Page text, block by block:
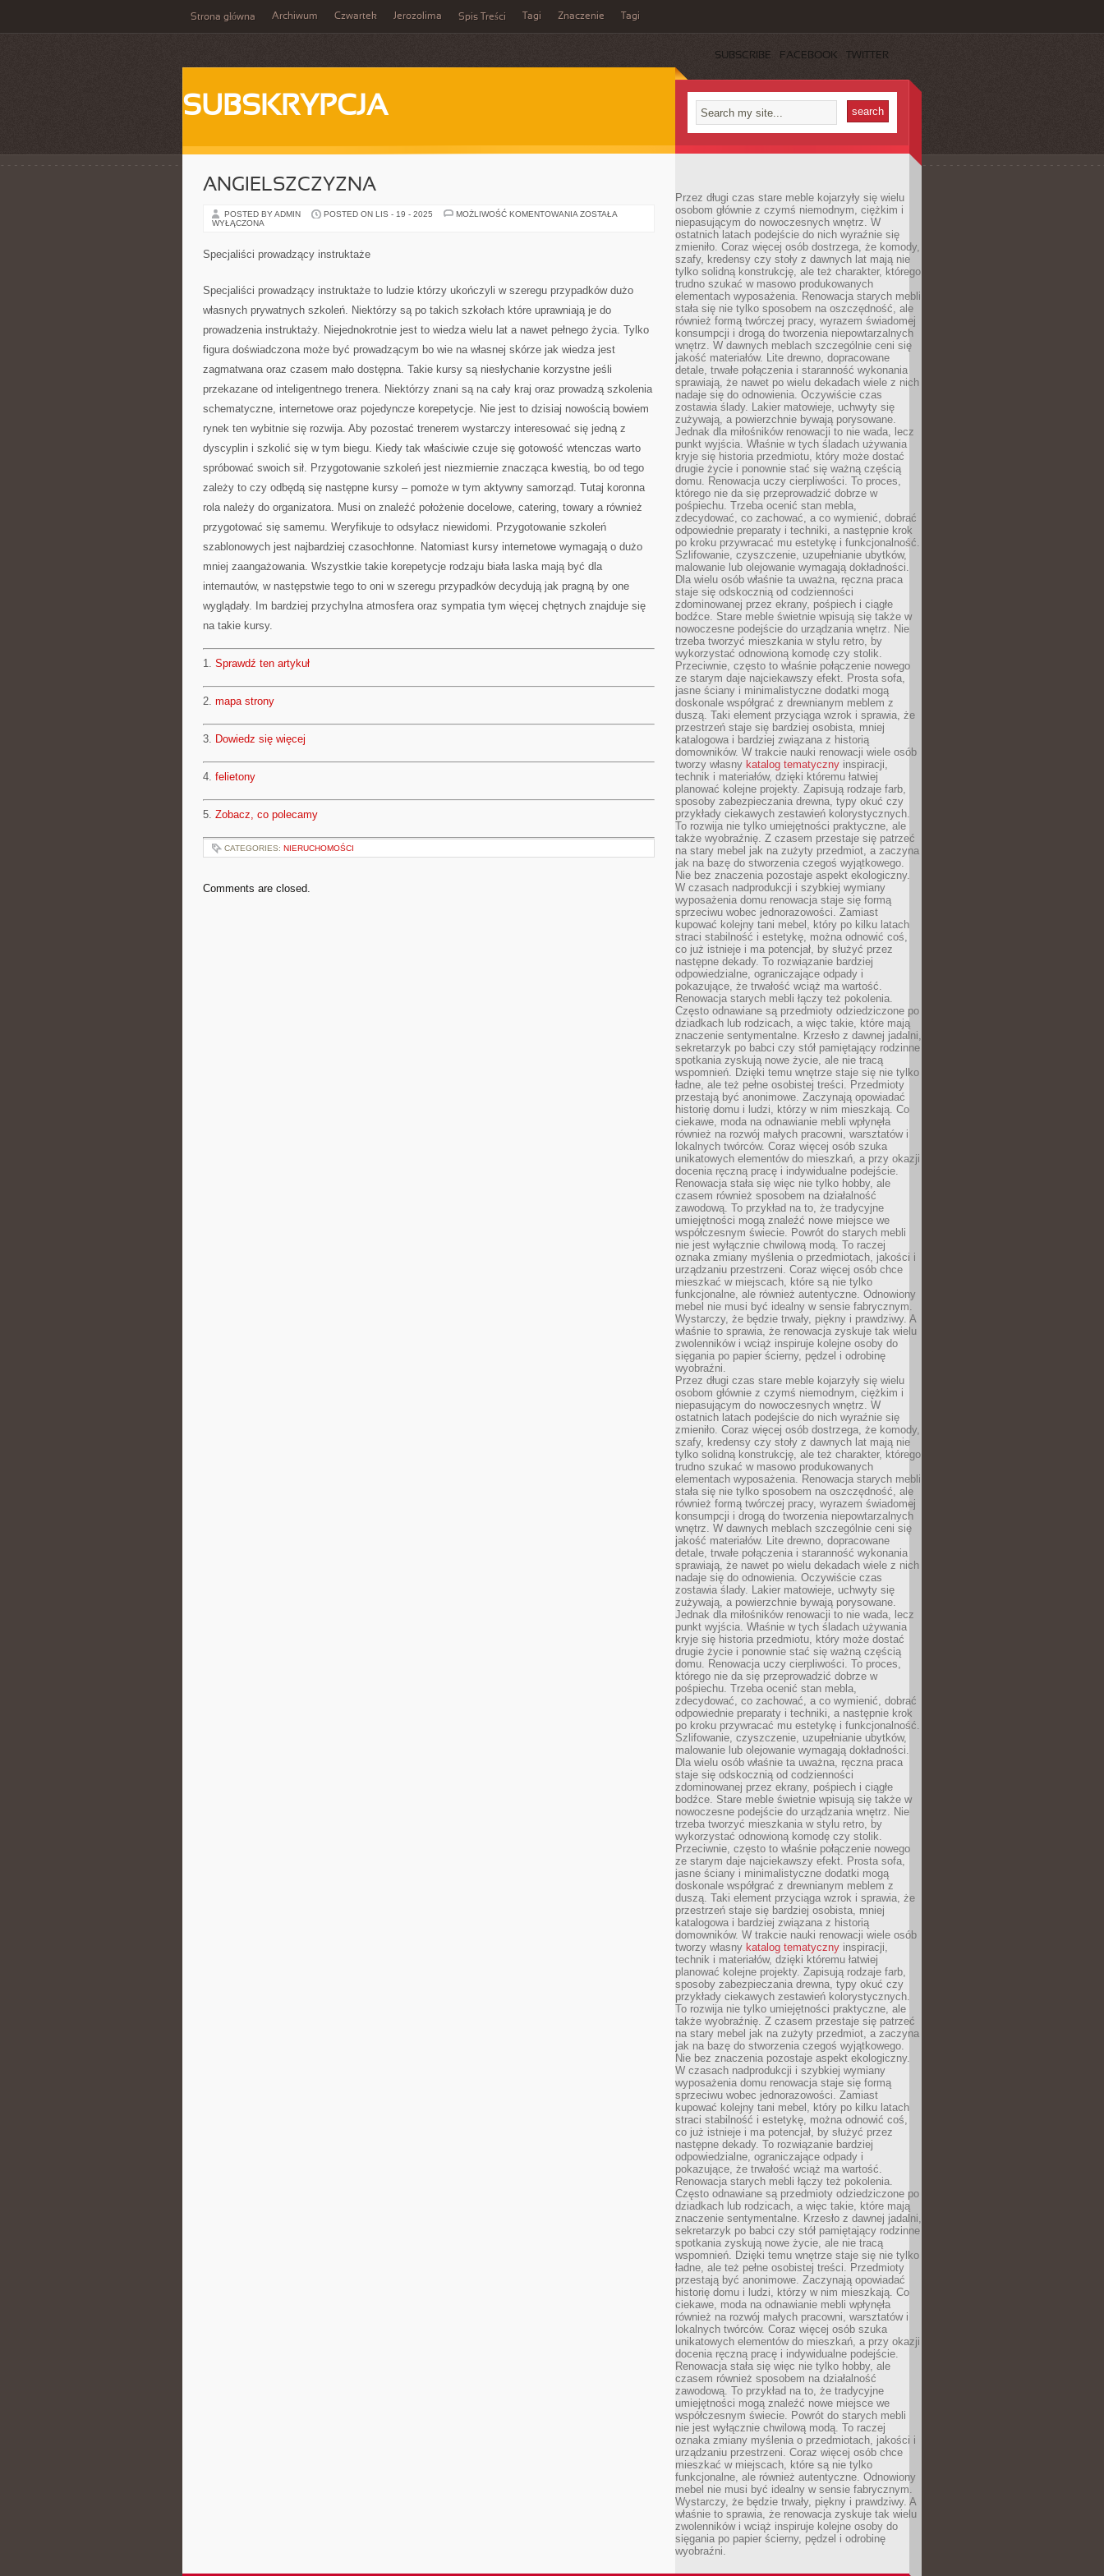
Strona główna Archiwum Czwartek Jerozolima Spis Treści Tagi Znaczenie Tagi
SUBSCRIBE FACEBOOK TWITTER
SUBSKRYPCJA
ANGIELSZCZYZNA
POSTED BY ADMIN POSTED ON LIS - 19 - 2025 MOŻLIWOŚĆ KOMENTOWANIA ANGIELSZCZYZNA
ZOSTAŁA
WYŁĄCZONA
Specjaliści prowadzący instruktaże
Specjaliści prowadzący instruktaże to ludzie którzy ukończyli w szeregu przypadków dużo
własnych prywatnych szkoleń. Niektórzy są po takich szkołach które uprawniają je do
prowadzenia instruktaży. Niejednokrotnie jest to wiedza wielu lat a nawet pełnego życia. Tylko
figura doświadczona może być prowadzącym bo wie na własnej skórze jak wiedza jest
zagmatwana oraz czasem mało dostępna. Takie kursy są niesłychanie korzystne jeśli
przekazane od inteligentnego trenera. Niektórzy znani są na cały kraj oraz prowadzą szkolenia
schematyczne, internetowe oraz pojedyncze korepetycje. Nie jest to dzisiaj nowością bowiem
rynek ten wybitnie się rozwija. Aby pozostać trenerem wystarczy interesować się jedną z
dyscyplin i szkolić się w tym biegu. Kiedy tak właściwie czuje się gotowość wtenczas warto
spróbować swoich sił. Przygotowanie szkoleń jest niezmiernie znacząca kwestią, bo od tego
zależy to czy odbędą się następne kursy – pomoże w tym aktywny samorząd. Tutaj koronna
rola należy do organizatora. Musi on znaleźć położenie docelowe, catering, towary a również
przygotować się samemu. Weryfikuje to odsyłacz niewidomi. Przygotowanie szkoleń
szablonowych jest najbardziej czasochłonne. Natomiast kursy internetowe wymagają o dużo
mniej zaangażowania. Wszystkie takie korepetycje rodzaju biała laska mają być dla
internautów, w następstwie tego to oni w szeregu przypadków decydują jak pragną by one
wyglądały. Im bardziej przychylna atmosfera oraz sympatia tym więcej chętnych znajduje się
na takie kursy.
1. Sprawdź ten artykuł
2. mapa strony
3. Dowiedz się więcej
4. felietony
5. Zobacz, co polecamy
CATEGORIES: NIERUCHOMOŚCI
Comments are closed.
Przez długi czas stare meble kojarzyły się wielu
osobom głównie z czymś niemodnym, ciężkim i
niepasującym do nowoczesnych wnętrz. W
ostatnich latach podejście do nich wyraźnie się
zmieniło. Coraz więcej osób dostrzega, że komody,
szafy, kredensy czy stoły z dawnych lat mają nie
tylko solidną konstrukcję, ale też charakter, którego
trudno szukać w masowo produkowanych
elementach wyposażenia. Renowacja starych mebli
stała się nie tylko sposobem na oszczędność, ale
również formą twórczej pracy, wyrazem świadomej
konsumpcji i drogą do tworzenia niepowtarzalnych
wnętrz. W dawnych meblach szczególnie ceni się
jakość materiałów. Lite drewno, dopracowane
detale, trwałe połączenia i staranność wykonania
sprawiają, że nawet po wielu dekadach wiele z nich
nadaje się do odnowienia. Oczywiście czas
zostawia ślady. Lakier matowieje, uchwyty się
zużywają, a powierzchnie bywają porysowane.
Jednak dla miłośników renowacji to nie wada, lecz
punkt wyjścia. Właśnie w tych śladach używania
kryje się historia przedmiotu, który może dostać
drugie życie i ponownie stać się ważną częścią
domu. Renowacja uczy cierpliwości. To proces,
którego nie da się przeprowadzić dobrze w
pośpiechu. Trzeba ocenić stan mebla,
zdecydować, co zachować, a co wymienić, dobrać
odpowiednie preparaty i techniki, a następnie krok
po kroku przywracać mu estetykę i funkcjonalność.
Szlifowanie, czyszczenie, uzupełnianie ubytków,
malowanie lub olejowanie wymagają dokładności.
Dla wielu osób właśnie ta uważna, ręczna praca
staje się odskocznią od codzienności
zdominowanej przez ekrany, pośpiech i ciągłe
bodźce. Stare meble świetnie wpisują się także w
nowoczesne podejście do urządzania wnętrz. Nie
trzeba tworzyć mieszkania w stylu retro, by
wykorzystać odnowioną komodę czy stolik.
Przeciwnie, często to właśnie połączenie nowego
ze starym daje najciekawszy efekt. Prosta sofa,
jasne ściany i minimalistyczne dodatki mogą
doskonale współgrać z drewnianym meblem z
duszą. Taki element przyciąga wzrok i sprawia, że
przestrzeń staje się bardziej osobista, mniej
katalogowa i bardziej związana z historią
domowników. W trakcie nauki renowacji wiele osób
tworzy własny katalog tematyczny inspiracji,
technik i materiałów, dzięki któremu łatwiej
planować kolejne projekty. Zapisują rodzaje farb,
sposoby zabezpieczania drewna, typy okuć czy
przykłady ciekawych zestawień kolorystycznych.
To rozwija nie tylko umiejętności praktyczne, ale
także wyobraźnię. Z czasem przestaje się patrzeć
na stary mebel jak na zużyty przedmiot, a zaczyna
jak na bazę do stworzenia czegoś wyjątkowego.
Nie bez znaczenia pozostaje aspekt ekologiczny.
W czasach nadprodukcji i szybkiej wymiany
wyposażenia domu renowacja staje się formą
sprzeciwu wobec jednorazowości. Zamiast
kupować kolejny tani mebel, który po kilku latach
straci stabilność i estetykę, można odnowić coś,
co już istnieje i ma potencjał, by służyć przez
następne dekady. To rozwiązanie bardziej
odpowiedzialne, ograniczające odpady i
pokazujące, że trwałość wciąż ma wartość.
Renowacja starych mebli łączy też pokolenia.
Często odnawiane są przedmioty odziedziczone po
dziadkach lub rodzicach, a więc takie, które mają
znaczenie sentymentalne. Krzesło z dawnej jadalni,
sekretarzyk po babci czy stół pamiętający rodzinne
spotkania zyskują nowe życie, ale nie tracą
wspomnień. Dzięki temu wnętrze staje się nie tylko
ładne, ale też pełne osobistej treści. Przedmioty
przestają być anonimowe. Zaczynają opowiadać
historię domu i ludzi, którzy w nim mieszkają. Co
ciekawe, moda na odnawianie mebli wpłynęła
również na rozwój małych pracowni, warsztatów i
lokalnych twórców. Coraz więcej osób szuka
unikatowych elementów do mieszkań, a przy okazji
docenia ręczną pracę i indywidualne podejście.
Renowacja stała się więc nie tylko hobby, ale
czasem również sposobem na działalność
zawodową. To przykład na to, że tradycyjne
umiejętności mogą znaleźć nowe miejsce we
współczesnym świecie. Powrót do starych mebli
nie jest wyłącznie chwilową modą. To raczej
oznaka zmiany myślenia o przedmiotach, jakości i
urządzaniu przestrzeni. Coraz więcej osób chce
mieszkać w miejscach, które są nie tylko
funkcjonalne, ale również autentyczne. Odnowiony
mebel nie musi być idealny w sensie fabrycznym.
Wystarczy, że będzie trwały, piękny i prawdziwy. A
właśnie to sprawia, że renowacja zyskuje tak wielu
zwolenników i wciąż inspiruje kolejne osoby do
sięgania po papier ścierny, pędzel i odrobinę
wyobraźni.
Przez długi czas stare meble kojarzyły się wielu
osobom głównie z czymś niemodnym, ciężkim i
niepasującym do nowoczesnych wnętrz. W
ostatnich latach podejście do nich wyraźnie się
zmieniło. Coraz więcej osób dostrzega, że komody,
szafy, kredensy czy stoły z dawnych lat mają nie
tylko solidną konstrukcję, ale też charakter, którego
trudno szukać w masowo produkowanych
elementach wyposażenia. Renowacja starych mebli
stała się nie tylko sposobem na oszczędność, ale
również formą twórczej pracy, wyrazem świadomej
konsumpcji i drogą do tworzenia niepowtarzalnych
wnętrz. W dawnych meblach szczególnie ceni się
jakość materiałów. Lite drewno, dopracowane
detale, trwałe połączenia i staranność wykonania
sprawiają, że nawet po wielu dekadach wiele z nich
nadaje się do odnowienia. Oczywiście czas
zostawia ślady. Lakier matowieje, uchwyty się
zużywają, a powierzchnie bywają porysowane.
Jednak dla miłośników renowacji to nie wada, lecz
punkt wyjścia. Właśnie w tych śladach używania
kryje się historia przedmiotu, który może dostać
drugie życie i ponownie stać się ważną częścią
domu. Renowacja uczy cierpliwości. To proces,
którego nie da się przeprowadzić dobrze w
pośpiechu. Trzeba ocenić stan mebla,
zdecydować, co zachować, a co wymienić, dobrać
odpowiednie preparaty i techniki, a następnie krok
po kroku przywracać mu estetykę i funkcjonalność.
Szlifowanie, czyszczenie, uzupełnianie ubytków,
malowanie lub olejowanie wymagają dokładności.
Dla wielu osób właśnie ta uważna, ręczna praca
staje się odskocznią od codzienności
zdominowanej przez ekrany, pośpiech i ciągłe
bodźce. Stare meble świetnie wpisują się także w
nowoczesne podejście do urządzania wnętrz. Nie
trzeba tworzyć mieszkania w stylu retro, by
wykorzystać odnowioną komodę czy stolik.
Przeciwnie, często to właśnie połączenie nowego
ze starym daje najciekawszy efekt. Prosta sofa,
jasne ściany i minimalistyczne dodatki mogą
doskonale współgrać z drewnianym meblem z
duszą. Taki element przyciąga wzrok i sprawia, że
przestrzeń staje się bardziej osobista, mniej
katalogowa i bardziej związana z historią
domowników. W trakcie nauki renowacji wiele osób
tworzy własny katalog tematyczny inspiracji,
technik i materiałów, dzięki któremu łatwiej
planować kolejne projekty. Zapisują rodzaje farb,
sposoby zabezpieczania drewna, typy okuć czy
przykłady ciekawych zestawień kolorystycznych.
To rozwija nie tylko umiejętności praktyczne, ale
także wyobraźnię. Z czasem przestaje się patrzeć
na stary mebel jak na zużyty przedmiot, a zaczyna
jak na bazę do stworzenia czegoś wyjątkowego.
Nie bez znaczenia pozostaje aspekt ekologiczny.
W czasach nadprodukcji i szybkiej wymiany
wyposażenia domu renowacja staje się formą
sprzeciwu wobec jednorazowości. Zamiast
kupować kolejny tani mebel, który po kilku latach
straci stabilność i estetykę, można odnowić coś,
co już istnieje i ma potencjał, by służyć przez
następne dekady. To rozwiązanie bardziej
odpowiedzialne, ograniczające odpady i
pokazujące, że trwałość wciąż ma wartość.
Renowacja starych mebli łączy też pokolenia.
Często odnawiane są przedmioty odziedziczone po
dziadkach lub rodzicach, a więc takie, które mają
znaczenie sentymentalne. Krzesło z dawnej jadalni,
sekretarzyk po babci czy stół pamiętający rodzinne
spotkania zyskują nowe życie, ale nie tracą
wspomnień. Dzięki temu wnętrze staje się nie tylko
ładne, ale też pełne osobistej treści. Przedmioty
przestają być anonimowe. Zaczynają opowiadać
historię domu i ludzi, którzy w nim mieszkają. Co
ciekawe, moda na odnawianie mebli wpłynęła
również na rozwój małych pracowni, warsztatów i
lokalnych twórców. Coraz więcej osób szuka
unikatowych elementów do mieszkań, a przy okazji
docenia ręczną pracę i indywidualne podejście.
Renowacja stała się więc nie tylko hobby, ale
czasem również sposobem na działalność
zawodową. To przykład na to, że tradycyjne
umiejętności mogą znaleźć nowe miejsce we
współczesnym świecie. Powrót do starych mebli
nie jest wyłącznie chwilową modą. To raczej
oznaka zmiany myślenia o przedmiotach, jakości i
urządzaniu przestrzeni. Coraz więcej osób chce
mieszkać w miejscach, które są nie tylko
funkcjonalne, ale również autentyczne. Odnowiony
mebel nie musi być idealny w sensie fabrycznym.
Wystarczy, że będzie trwały, piękny i prawdziwy. A
właśnie to sprawia, że renowacja zyskuje tak wielu
zwolenników i wciąż inspiruje kolejne osoby do
sięgania po papier ścierny, pędzel i odrobinę
wyobraźni.